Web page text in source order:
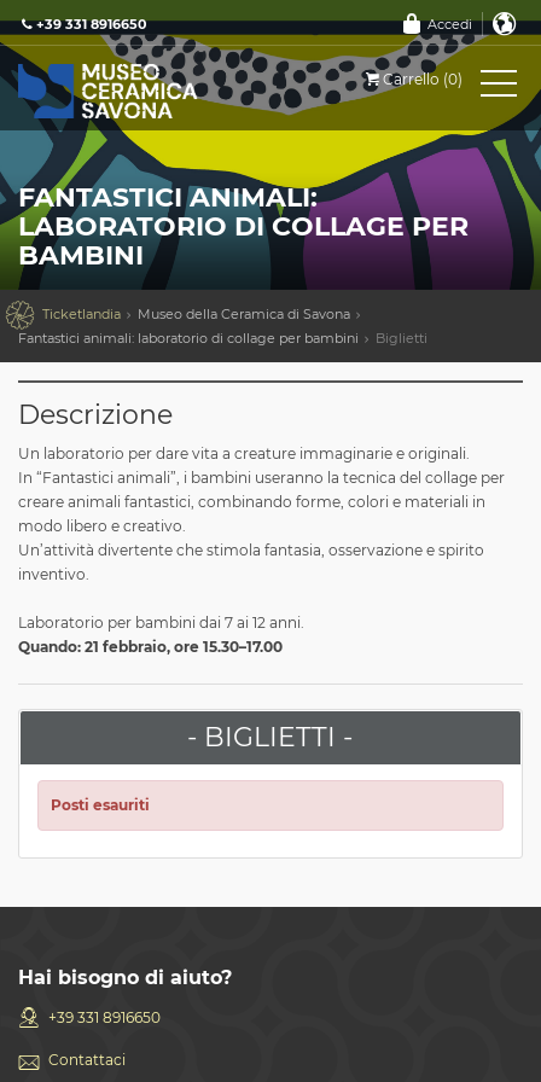
+39 331 8916650 Accedi
Carrello (0)
FANTASTICI ANIMALI:
LABORATORIO DI COLLAGE PER
BAMBINI
 Ticketlandia
Museo della Ceramica di Savona
Fantastici animali: laboratorio di collage per bambini
Biglietti
Descrizione
Un laboratorio per dare vita a creature immaginarie e originali.
In “Fantastici animali”, i bambini useranno la tecnica del collage per
creare animali fantastici, combinando forme, colori e materiali in
modo libero e creativo.
Un’attività divertente che stimola fantasia, osservazione e spirito
inventivo.
Laboratorio per bambini dai 7 ai 12 anni.
Quando: 21 febbraio, ore 15.30–17.00
- BIGLIETTI -
Posti esauriti
Hai bisogno di aiuto?
+39 331 8916650
Contattaci